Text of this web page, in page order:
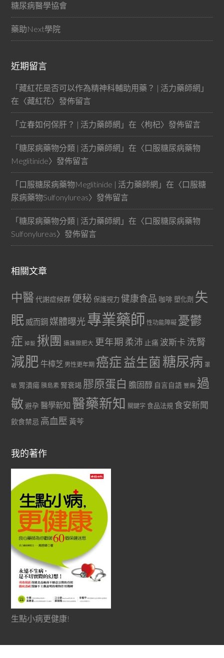
糖尿病醫學協會
藥助Next學院
近期留言
「藏紅花是否可以作為精神科輔助用藥？ | 活力藥師網 」
在〈藏紅花〉發佈留言
「立春如何保肝？ | 活力藥師網 」在〈枸杞〉發佈留言
「糖尿病藥物分類 | 活力藥師網 」在〈口服糖尿病藥物
Meglitinide〉發佈留言
「口服糖尿病藥物Meglitinide | 活力藥師網 」在〈口服糖
尿病藥物Sulfonylureas〉發佈留言
「糖尿病藥物分類 | 活力藥師網 」在〈口服糖尿病藥物
Sulfonylureas〉發佈留言
相關文章
中醫代謝症候群 便秘 保護視力 健康食品 咖啡 塑化劑 失
眠 威而鋼 媒體曝光專業藥師 性功能障礙 憂鬱
症 掉髮 揪團 攝護腺肥大 更年期 柔沛 止痛 波斯卡 洗腎
減肥 牛樟芝 男性更年期 癌症益生菌 糖尿病 罩
敏 胃潰瘍 胰島素 腎衰竭 膠原蛋白 膽固醇 自言自語 豐胸 過
敏 避孕 醫學新知 醫藥新知 關鍵字 食品法規 食安新聞
飲食禁忌 高血壓 黃芩
我的著作
生點小病更健康!